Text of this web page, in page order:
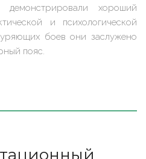
хороший
и психологической
боев они заслужено
пояс.